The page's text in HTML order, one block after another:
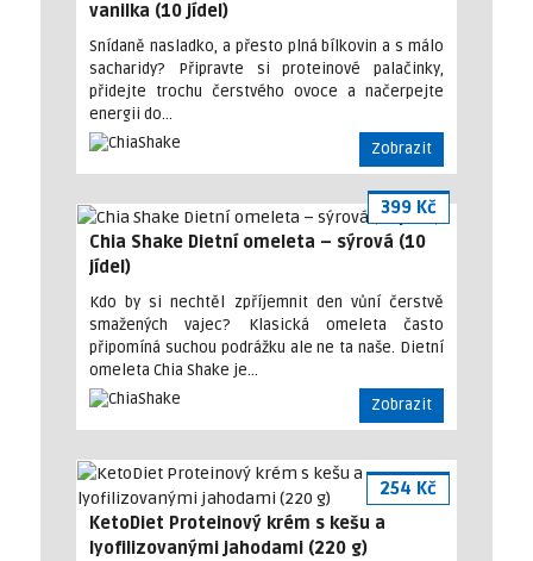
vanilka (10 jídel)
Snídaně nasladko, a přesto plná bílkovin a s málo
sacharidy? Připravte si proteinové palačinky,
přidejte trochu čerstvého ovoce a načerpejte
energii do…
Zobrazit
399 Kč
Chia Shake Dietní omeleta – sýrová (10
jídel)
Kdo by si nechtěl zpříjemnit den vůní čerstvě
smažených vajec? Klasická omeleta často
připomíná suchou podrážku ale ne ta naše. Dietní
omeleta Chia Shake je…
Zobrazit
254 Kč
KetoDiet Proteinový krém s kešu a
lyofilizovanými jahodami (220 g)